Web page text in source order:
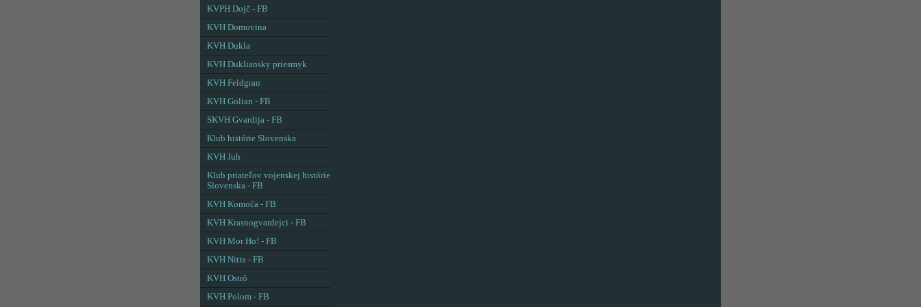
KVPH Dojč - FB
KVH Domovina
KVH Dukla
KVH Dukliansky priesmyk
KVH Feldgrau
KVH Golian - FB
SKVH Gvardija - FB
Klub histórie Slovenska
KVH Juh
Klub priateľov vojenskej histórie
Slovenska - FB
KVH Komoča - FB
KVH Krasnogvardejci - FB
KVH Mor Ho! - FB
KVH Nitra - FB
KVH Ostrô
KVH Polom - FB